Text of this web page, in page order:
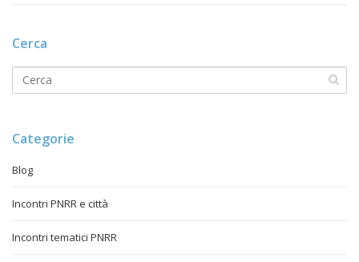
Cerca
Categorie
Blog
Incontri PNRR e città
Incontri tematici PNRR